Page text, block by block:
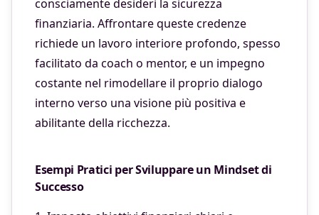
consciamente desideri la sicurezza
finanziaria. Affrontare queste credenze
richiede un lavoro interiore profondo, spesso
facilitato da coach o mentor, e un impegno
costante nel rimodellare il proprio dialogo
interno verso una visione più positiva e
abilitante della ricchezza.
Esempi Pratici per Sviluppare un Mindset di
Successo